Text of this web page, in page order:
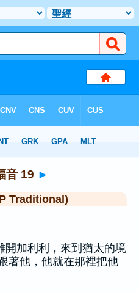
音 19 ►
Traditional)
開加利利 ，來到 猶太的境
著他，他就在那裡把他